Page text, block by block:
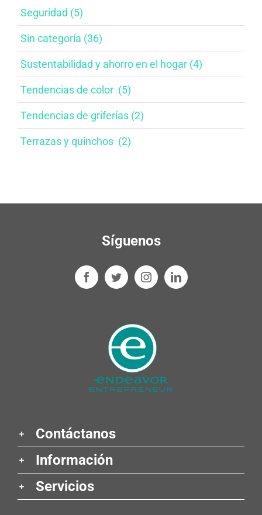
Seguridad (5)
Sin categoría (36)
Sustentabilidad y ahorro en el hogar​ (4)
Tendencias de color ​ (5)
Tendencias de griferías​ (2)
Terrazas y quinchos ​ (2)
Síguenos
Contáctanos
Información
Servicios